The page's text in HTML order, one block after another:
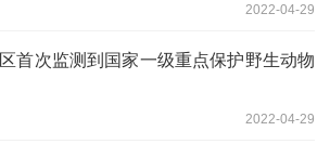
2022-04-29
首次监测到国家一级重点保护野生动物
2022-04-29